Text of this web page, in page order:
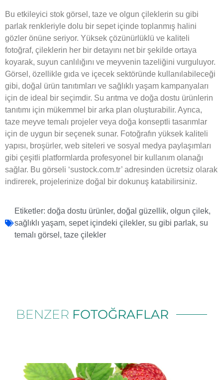
Bu etkileyici stok görsel, taze ve olgun çileklerin su gibi
parlak renkleriyle dolu bir sepet içinde toplanmış halini
gözler önüne seriyor. Yüksek çözünürlüklü ve kaliteli
fotoğraf, çileklerin her bir detayını net bir şekilde ortaya
koyarak, suyun canlılığını ve meyvenin tazeliğini vurguluyor.
Görsel, özellikle gıda ve içecek sektöründe kullanılabileceği
gibi, doğal ürün tanıtımları ve sağlıklı yaşam kampanyaları
için de ideal bir seçimdir. Su arıtma ve doğa dostu ürünlerin
tanıtımı için mükemmel bir arka plan oluşturabilir. Ayrıca,
taze meyve temalı projeler veya doğa konseptli tasarımlar
için de uygun bir seçenek sunar. Fotoğrafın yüksek kaliteli
yapısı, broşürler, web siteleri ve sosyal medya paylaşımları
gibi çeşitli platformlarda profesyonel bir kullanım olanağı
sağlar. Bu görseli ‘sustock.com.tr’ adresinden ücretsiz olarak
indirerek, projelerinize doğal bir dokunuş katabilirsiniz.
Etiketler: doğa dostu ürünler, doğal güzellik, olgun çilek,
sağlıklı yaşam, sepet içindeki çilekler, su gibi parlak, su
temalı görsel , taze çilekler
BENZER FOTOĞRAFLAR